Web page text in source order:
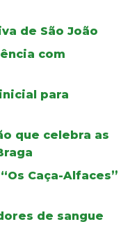
de São João
com
para
que celebra as
Caça-Alfaces”
de sangue